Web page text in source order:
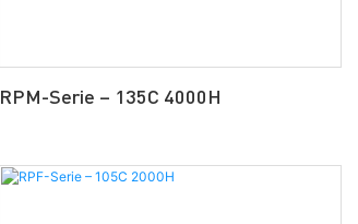
RPM-Serie – 135C 4000H